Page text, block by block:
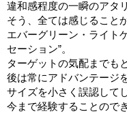
違和感程度の一瞬のアタ
そう、全ては感じること
エバーグリーン・ライト
セーション”。
ターゲットの気配までも
後は常にアドバンテージ
サイズを小さく誤認して
今まで経験することので